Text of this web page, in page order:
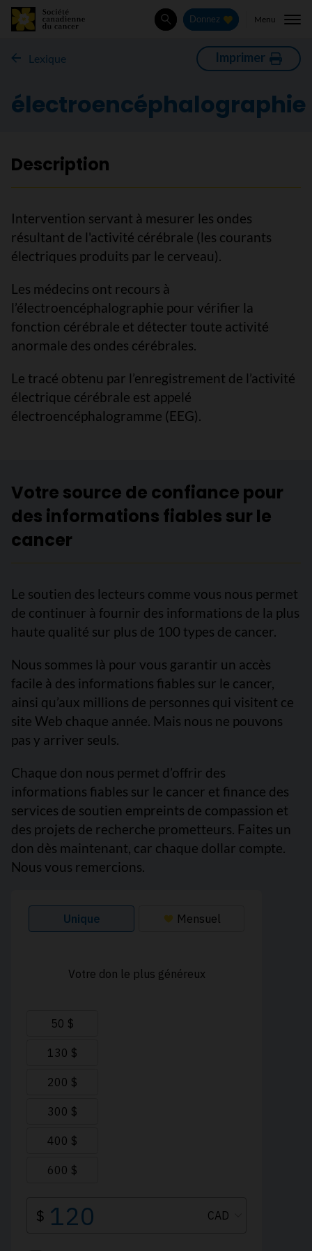
Rechercher
Donnez Menu
Lexique Imprimer
électroencéphalographie
Description
Intervention servant à mesurer les ondes
résultant de l'activité cérébrale (les courants
électriques produits par le cerveau).
Les médecins ont recours à
l’électroencéphalographie pour vérifier la
fonction cérébrale et détecter toute activité
anormale des ondes cérébrales.
Le tracé obtenu par l’enregistrement de l’activité
électrique cérébrale est appelé
électroencéphalogramme (EEG).
Votre source de confiance pour
des informations fiables sur le
cancer
Le soutien des lecteurs comme vous nous permet
de continuer à fournir des informations de la plus
haute qualité sur plus de 100 types de cancer.
Nous sommes là pour vous garantir un accès
facile à des informations fiables sur le cancer,
ainsi qu’aux millions de personnes qui visitent ce
site Web chaque année. Mais nous ne pouvons
pas y arriver seuls.
Chaque don nous permet d’offrir des
informations fiables sur le cancer et finance des
services de soutien empreints de compassion et
des projets de recherche prometteurs. Faites un
don dès maintenant, car chaque dollar compte.
Nous vous remercions.